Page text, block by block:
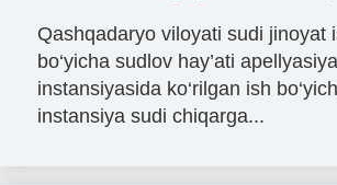
Qashqadaryo viloyati sudi jinoyat
bo‘yicha sudlov hay’ati apellyasiya
instansiyasida ko‘rilgan ish
instansiya sudi chiqarga...